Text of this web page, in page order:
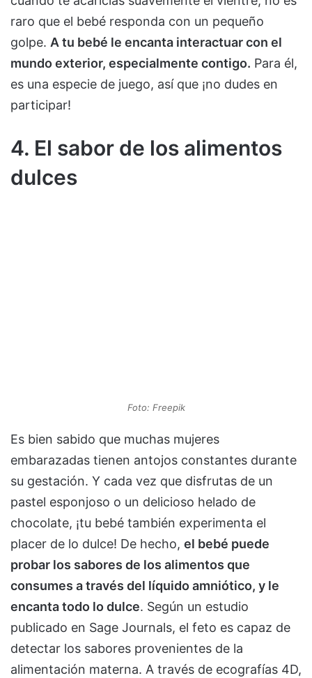
raro que el bebé responda con un pequeño
golpe. A tu bebé le encanta interactuar con el
mundo exterior, especialmente contigo. Para él,
es una especie de juego, así que ¡no dudes en
participar!
4. El sabor de los alimentos
dulces
Foto: Freepik
Es bien sabido que muchas mujeres
embarazadas tienen antojos constantes durante
su gestación. Y cada vez que disfrutas de un
pastel esponjoso o un delicioso helado de
chocolate, ¡tu bebé también experimenta el
placer de lo dulce! De hecho, el bebé puede
probar los sabores de los alimentos que
consumes a través del líquido amniótico, y le
encanta todo lo dulce. Según un estudio
publicado en Sage Journals, el feto es capaz de
detectar los sabores provenientes de la
alimentación materna. A través de ecografías 4D,